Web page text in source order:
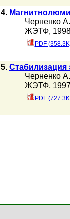
4.
Черненко
ЖЭТФ, 1998
PDF
5.
Черненко
ЖЭТФ, 1997
PDF